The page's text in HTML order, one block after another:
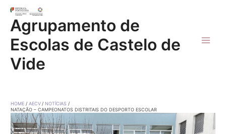
content
Agrupamento de
Escolas de Castelo de
Vide
HOME AECV
NOTÍCIAS
NATAÇÃO – CAMPEONATOS DISTRITAIS DO DESPORTO ESCOLAR